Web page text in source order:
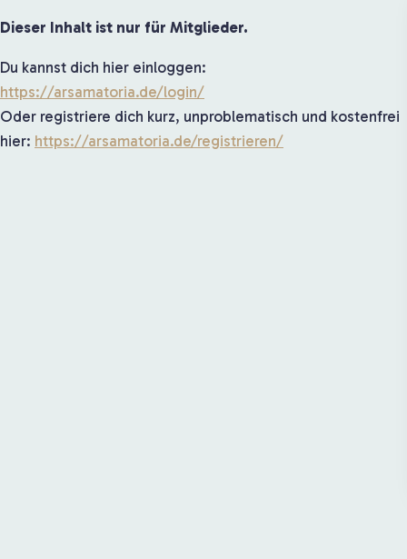
Dieser Inhalt ist nur für Mitglieder.
Du kannst dich hier einloggen:
https://arsamatoria.de/login/
Oder registriere dich kurz, unproblematisch und kostenfrei
hier: https://arsamatoria.de/registrieren/